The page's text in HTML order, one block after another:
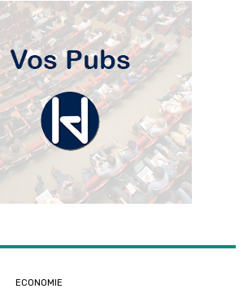
ECONOMIE